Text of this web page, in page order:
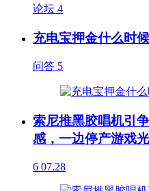
论坛 4
充电宝押金什么时
问答 5
索尼推黑胶唱机引
感，一边停产游戏
6 07.28